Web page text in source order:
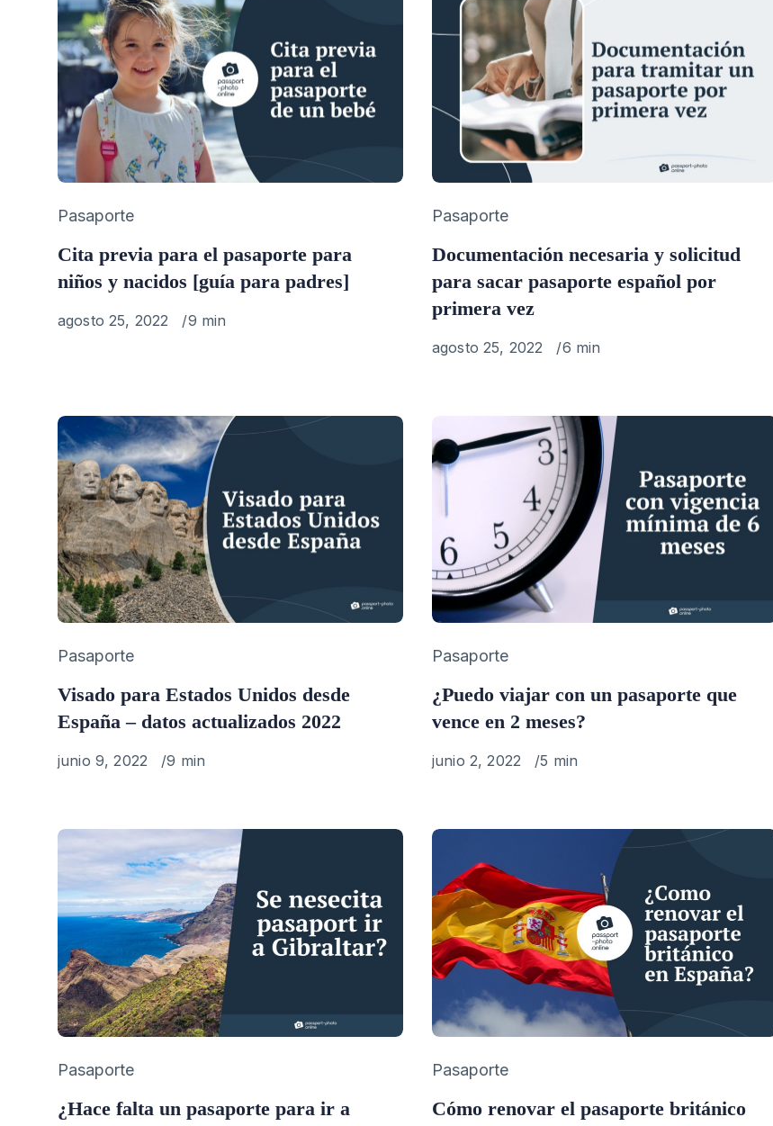
Category
Pasaporte
Cita previa para el pasaporte para
niños y nacidos [guía para padres]
Published
agosto 25, 2022 9 min
Category
Pasaporte
Documentación necesaria y solicitud
para sacar pasaporte español por
primera vez
Published
agosto 25, 2022 6 min
Category
Pasaporte
Visado para Estados Unidos desde
España – datos actualizados 2022
Published
junio 9, 2022 9 min
Category
Pasaporte
¿Puedo viajar con un pasaporte que
vence en 2 meses?
Published
junio 2, 2022 5 min
Category
Pasaporte
¿Hace falta un pasaporte para ir a
Category
Pasaporte
Cómo renovar el pasaporte británico